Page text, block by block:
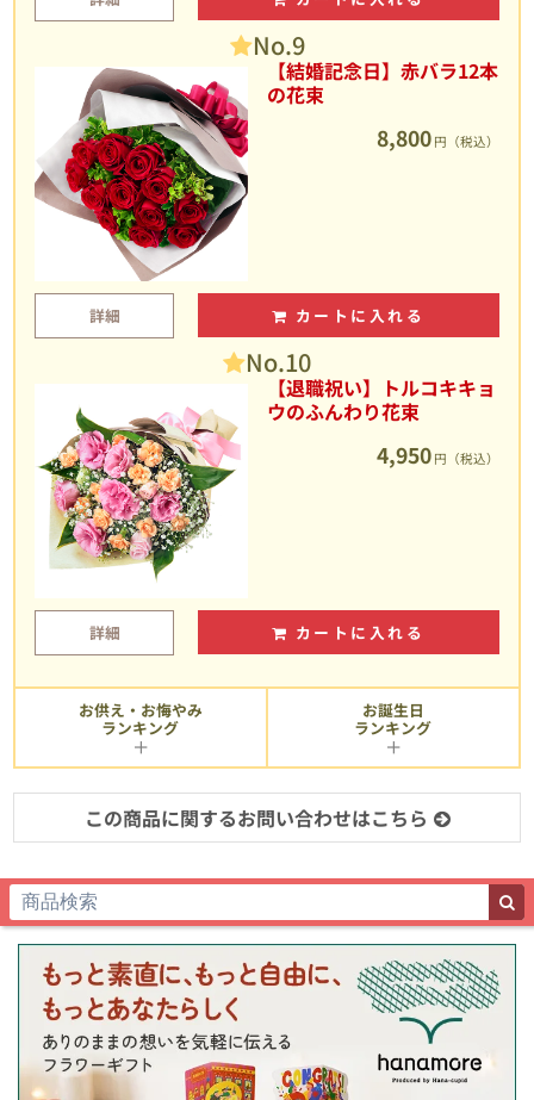
No.9
【結婚記念日】赤バラ12本
の花束
8,800 円（税込）
詳細 カートに入れる
No.10
【退職祝い】トルコキキョ
ウのふんわり花束
4,950 円（税込）
詳細 カートに入れる
お供え・お悔やみ
ランキング
お誕生日
ランキング
この商品に関するお問い合わせはこちら